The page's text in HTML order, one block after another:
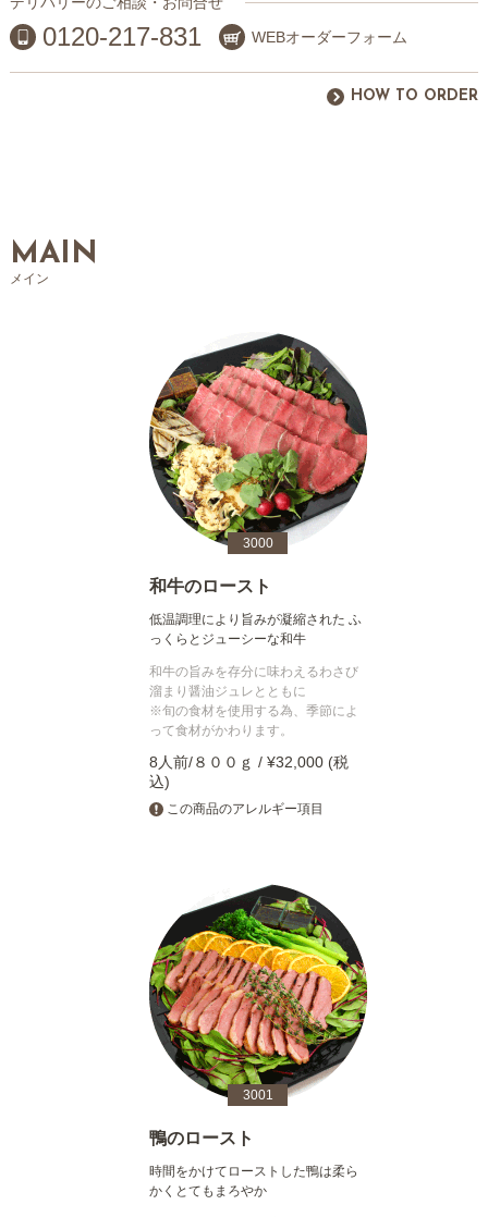
0120-217-831 WEBオーダーフォーム
HOW TO ORDER
MAIN
メイン
3000
和牛のロースト
低温調理により旨みが凝縮された ふ
っくらとジューシーな和牛
和牛の旨みを存分に味わえるわさび
溜まり醤油ジュレとともに
※旬の食材を使用する為、季節によ
って食材がかわります。
8人前/８００ｇ / ¥32,000 (税
込)
この商品のアレルギー項目
3001
鴨のロースト
時間をかけてローストした鴨は柔ら
かくとてもまろやか